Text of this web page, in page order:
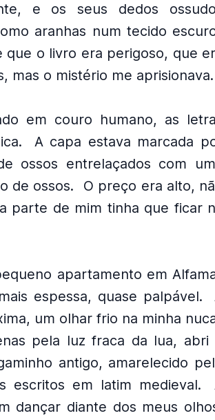
e os seus dedos
aranhas num tecido
que o livro era perigoso, que
mas o mistério me aprisionava.
em couro humano, as
A capa estava marcada
ossos entrelaçados com
de ossos.
O preço era alto,
parte de mim tinha que ficar
apartamento em
espessa, quase palpável.
um olhar frio na minha
pela luz fraca da lua, abri
antigo, amarelecido
escritos em latim medieval.
dançar diante dos meus